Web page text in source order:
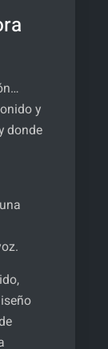
y
donde